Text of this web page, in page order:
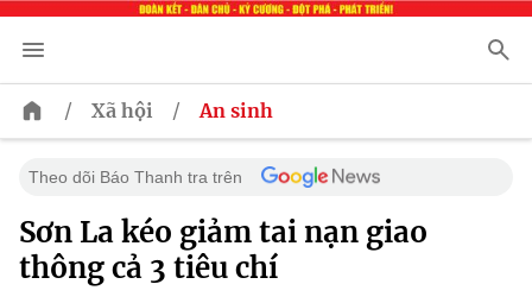
/ Xã hội / An sinh
Theo dõi Báo Thanh tra trên
Sơn La kéo giảm tai nạn giao
thông cả 3 tiêu chí